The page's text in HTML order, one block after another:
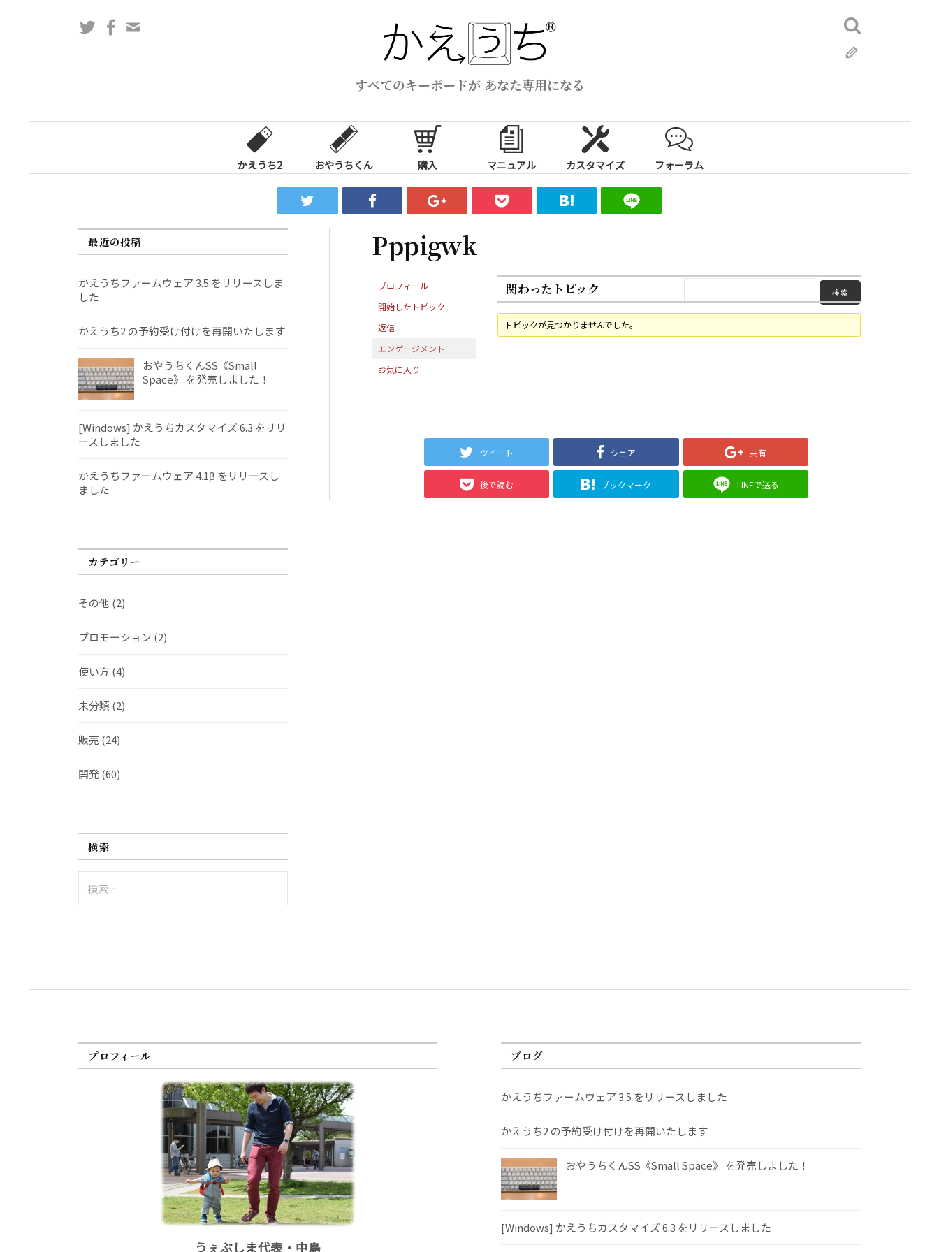
ス
すべてのキーボードが あなた専用になる
TwitterFacebook
検
索:
かえうち2 おやうちくん 購入 マニュアル カスタマイズ フォーラム
Pppigwk
プロフィール
開始したトピック
返信
エンゲージメント
お気に入り
関わったトピック
トピックが見つかりませんでした。
ツイート シェア 共有
後で読む ブックマーク LINEで送る
最近の投稿
かえうちファームウェア 3.5 をリリースしま
した
かえうち2 の予約受け付けを再開いたします
おやうちくんSS《Small
Space》 を発売しました！
[Windows] かえうちカスタマイズ 6.3 をリリ
ースしました
かえうちファームウェア 4.1β をリリースし
ました
カテゴリー
その他 (2)
プロモーション (2)
使い方 (4)
未分類 (2)
販売 (24)
開発(60)
検索
索:
プロフィール
うぇぶしま代表・中島
ブログ
かえうちファームウェア 3.5 をリリースしました
かえうち2 の予約受け付けを再開いたします
おやうちくんSS《Small Space》 を発売しました！
[Windows] かえうちカスタマイズ 6.3 をリリースしました